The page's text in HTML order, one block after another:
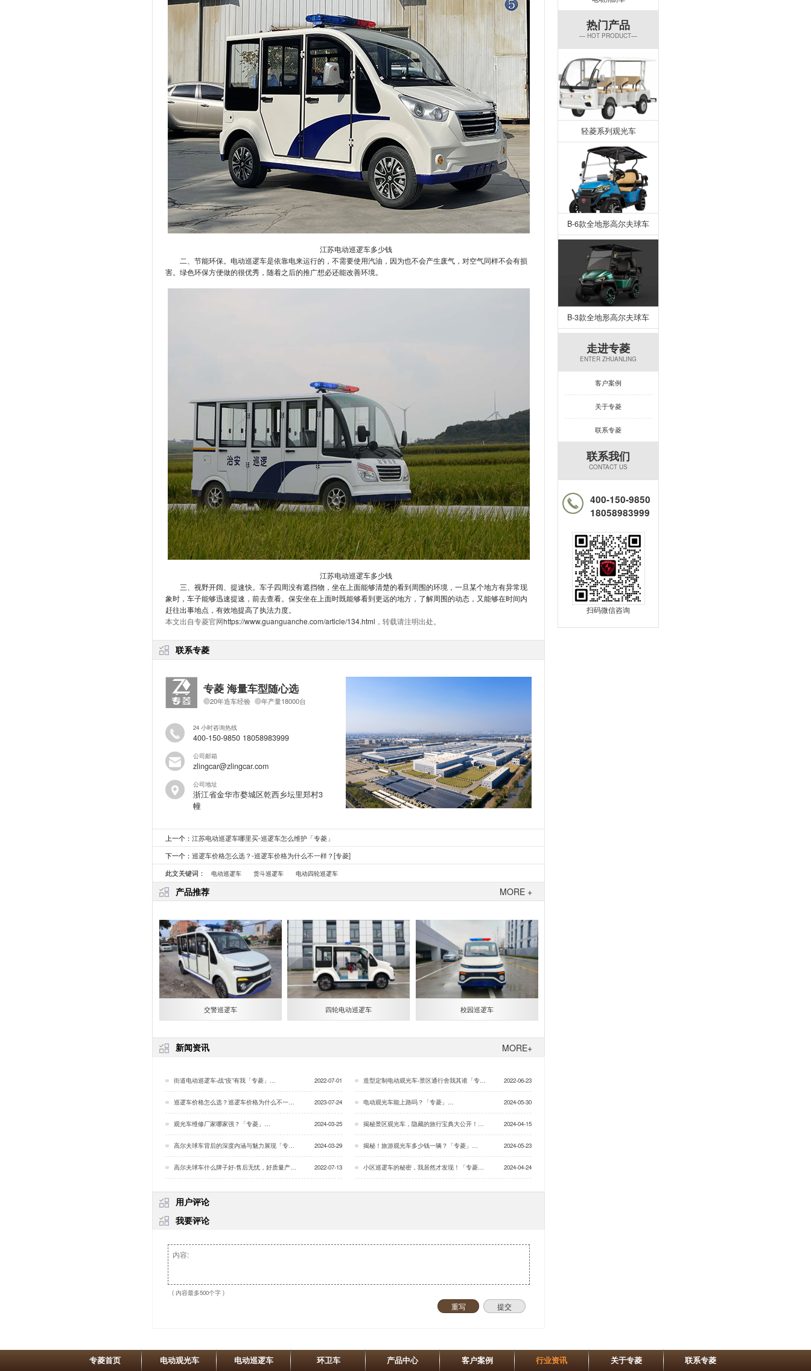
江苏电动巡逻车多少钱
二、节能环保。电动巡逻车是依靠电来运行的，不需要使用汽油，因为也不会产生废气，对空气同样不会有损
害。绿色环保方便做的很优秀，随着之后的推广想必还能改善环境。
江苏电动巡逻车多少钱
三、视野开阔、提速快。车子四周没有遮挡物，坐在上面能够清楚的看到周围的环境，一旦某个地方有异常现
象时，车子能够迅速提速，前去查看。保安坐在上面时既能够看到更远的地方，了解周围的动态，又能够在时间内
赶往出事地点，有效地提高了执法力度。
本文出自专菱官网https://www.guanguanche.com/article/134.html ，转载请注明出处。
联系专菱
专菱 海量车型随心选
20年造车经验 年产量18000台
24 小时咨询热线
400-150-9850 18058983999
公司邮箱
zlingcar@zlingcar.com
公司地址
浙江省金华市婺城区乾西乡坛里郑村3
幢
上一个： 江苏电动巡逻车哪里买-巡逻车怎么维护「专菱」
下一个： 巡逻车价格怎么选？-巡逻车价格为什么不一样？[专菱]
此文关键词：
电动巡逻车 货斗巡逻车 电动四轮巡逻车
产品推荐 MORE +
交警巡逻车 四轮电动巡逻车 校园巡逻车
新闻资讯 MORE+
街道电动巡逻车-战“疫”有我「专菱」… 2022-07-01 造型定制电动观光车-景区通行舍我其谁「专菱」… 2022-06-23
巡逻车价格怎么选？巡逻车价格为什么不一样？「专菱」… 2023-07-24 电动观光车能上路吗？「专菱」… 2024-05-30
观光车维修厂家哪家强？「专菱」… 2024-03-25 揭秘景区观光车，隐藏的旅行宝典大公开！「专菱」… 2024-04-15
高尔夫球车背后的深度内涵与魅力展现「专菱」… 2024-03-29 揭秘！旅游观光车多少钱一辆？「专菱」… 2024-05-23
高尔夫球车什么牌子好-售后无忧，好质量产品「专菱」… 2022-07-13 小区巡逻车的秘密，我居然才发现！「专菱」… 2024-04-24
用户评论
我要评论
( 内容最多500个字 )
重写 提交
热门产品
— HOT PRODUCT—
轻菱系列观光车
B-6款全地形高尔夫球车
B-3款全地形高尔夫球车
走进专菱
ENTER ZHUANLING
客户案例
关于专菱
联系专菱
联系我们
CONTACT US
400-150-9850
18058983999
扫码微信咨询
专菱首页 电动观光车 电动巡逻车 环卫车 产品中心 客户案例 行业资讯 关于专菱 联系专菱